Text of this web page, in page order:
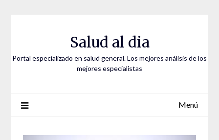
Salud al dia
Portal especializado en salud general. Los mejores análisis de los
mejores especialistas
Menú